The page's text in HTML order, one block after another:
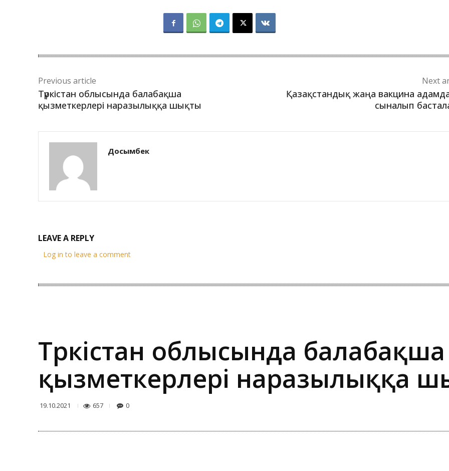
Previous article
Түркістан облысында балабақша
қызметкерлері наразылыққа шықты
Next
Қазақстандық жаңа вакцина
сыналып
Досымбек
LEAVE A REPLY
Log in to leave a comment